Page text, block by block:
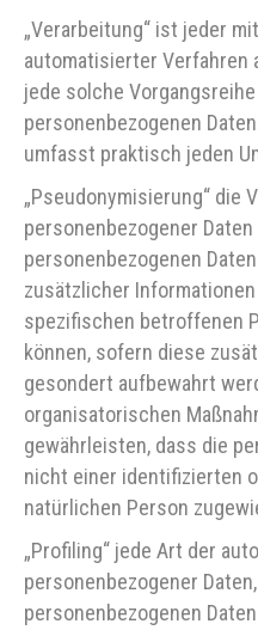
„Verarbeitung“ ist jeder
automatisierter Verfahren
jede solche
personenbezogenen
umfasst praktisch jeden
„Pseudonymisierung“ die
personenbezogener
personenbezogenen
zusätzlicher
spezifischen betroffenen
können, sofern diese
gesondert aufbewahrt
organisatorischen
gewährleisten, dass die
nicht einer identifizierten
natürlichen Person
„Profiling“ jede Art der
personenbezogener
personenbezogenen